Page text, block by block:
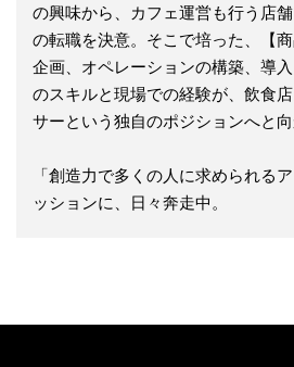
の興味から、カフェ運営も行う店
の転職を決意。そこで培った、【
企画、オペレーションの構築、導
のスキルと現場での経験が、飲食
サーという独自のポジションへと向
「創造力で多くの人に求められる
ッションに、日々奔走中。